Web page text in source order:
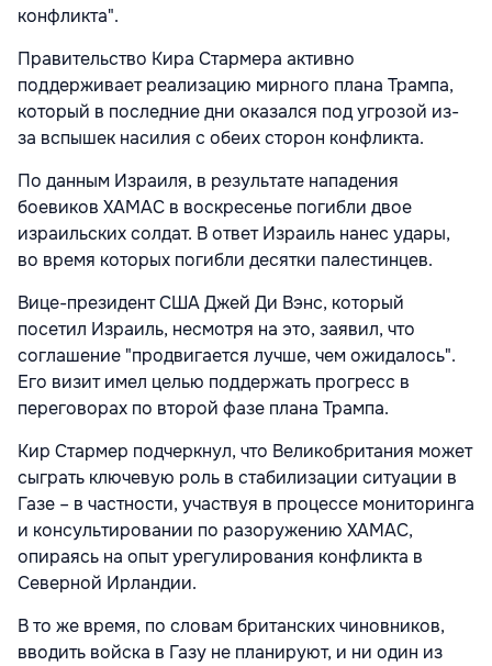
конфликта".
Правительство Кира Стармера активно
поддерживает реализацию мирного плана Трампа,
который в последние дни оказался под угрозой из-
за вспышек насилия с обеих сторон конфликта.
По данным Израиля, в результате нападения
боевиков ХАМАС в воскресенье погибли двое
израильских солдат. В ответ Израиль нанес удары,
во время которых погибли десятки палестинцев.
Вице-президент США Джей Ди Вэнс, который
посетил Израиль, несмотря на это, заявил, что
соглашение "продвигается лучше, чем ожидалось".
Его визит имел целью поддержать прогресс в
переговорах по второй фазе плана Трампа.
Кир Стармер подчеркнул, что Великобритания может
сыграть ключевую роль в стабилизации ситуации в
Газе – в частности, участвуя в процессе мониторинга
и консультировании по разоружению ХАМАС,
опираясь на опыт урегулирования конфликта в
Северной Ирландии.
В то же время, по словам британских чиновников,
вводить войска в Газу не планируют, и ни один из